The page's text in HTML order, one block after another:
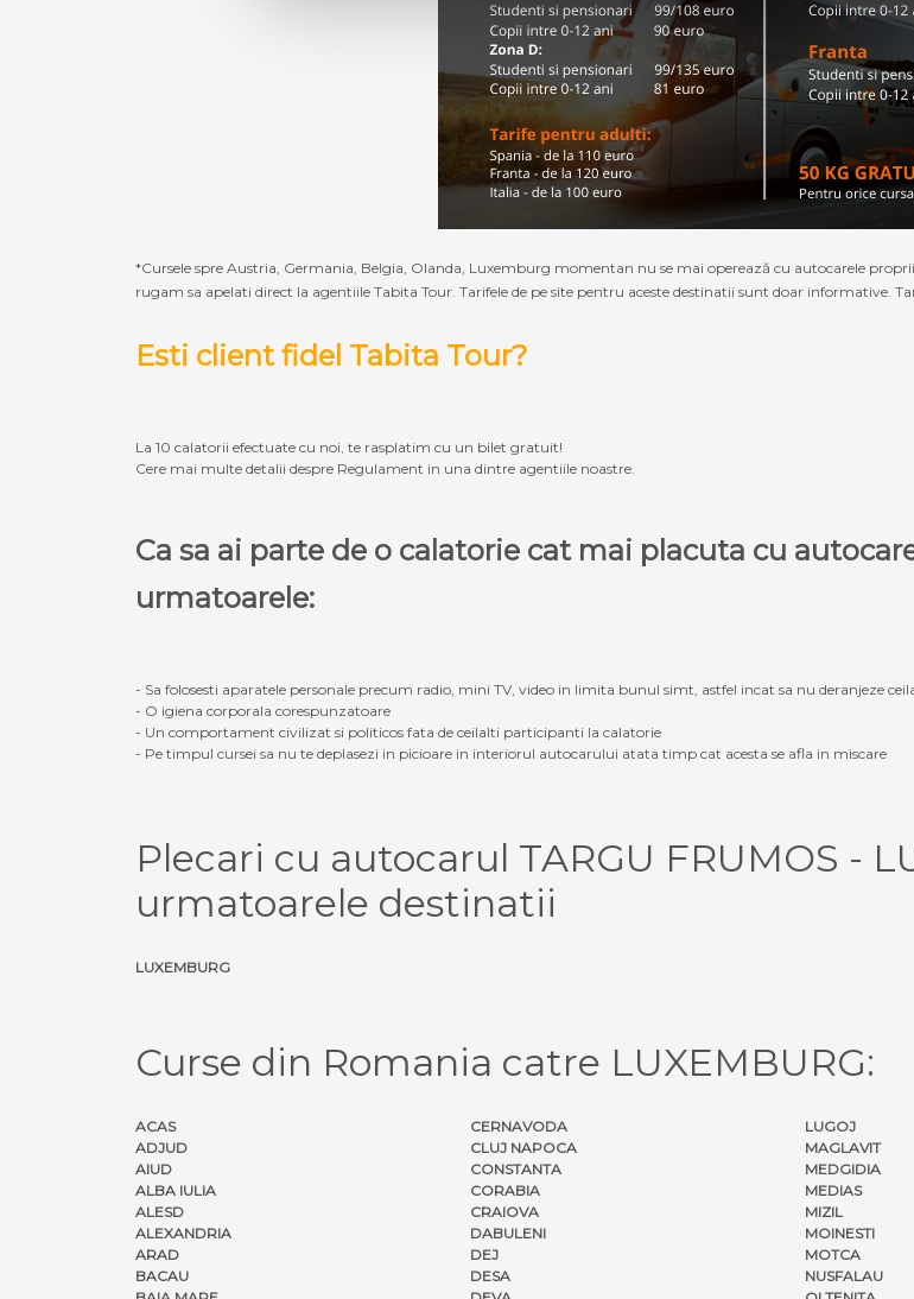
*Cursele spre Austria, Germania, Belgia, Olanda, Luxemburg momentan nu se mai operează cu autocarele
rugam sa apelati direct la agentiile Tabita Tour. Tarifele de pe site pentru aceste destinatii sunt doar informative.
Esti client fidel Tabita Tour?
La 10 calatorii efectuate cu noi, te rasplatim cu un bilet gratuit!
Cere mai multe detalii despre Regulament in una dintre agentiile noastre.
Ca sa ai parte de o calatorie cat mai placuta cu
urmatoarele:
- Sa folosesti aparatele personale precum radio, mini TV, video in limita bunul simt, astfel incat sa nu deranjeze
- O igiena corporala corespunzatoare
- Un comportament civilizat si politicos fata de ceilalti participanti la calatorie
- Pe timpul cursei sa nu te deplasezi in picioare in interiorul autocarului atata timp cat acesta se afla in miscare
Plecari cu autocarul TARGU FRUMOS -
urmatoarele destinatii
LUXEMBURG
Curse din Romania catre LUXEMBURG:
ACAS
ADJUD
AIUD
ALBA IULIA
ALESD
ALEXANDRIA
ARAD
BACAU
CERNAVODA
CLUJ NAPOCA
CONSTANTA
CORABIA
CRAIOVA
DABULENI
DEJ
DESA
LUGOJ
MAGLAVIT
MEDGIDIA
MEDIAS
MIZIL
MOINESTI
MOTCA
NUSFALAU